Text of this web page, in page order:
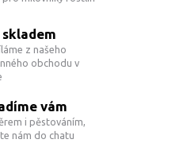
c
í
p
k
y
v
skladem
z našeho
obchodu v
vám
i pěstováním,
nám do chatu